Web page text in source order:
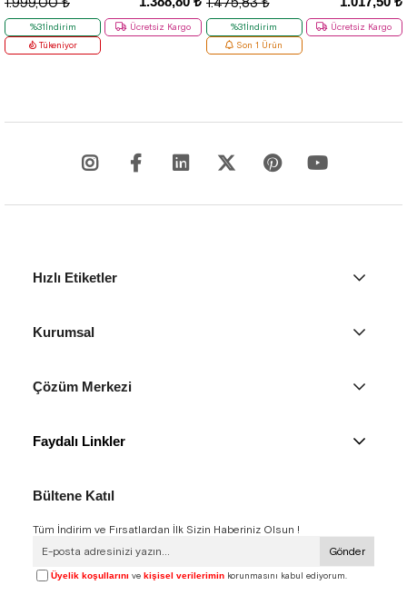
%31İndirim
Ücretsiz Kargo
Tükeniyor
%31İndirim
Ücretsiz Kargo
Son 1 Ürün
Hızlı Etiketler
Kurumsal
Çözüm Merkezi
Faydalı Linkler
Bültene Katıl
Tüm İndirim ve Fırsatlardan İlk Sizin Haberiniz Olsun !
Gönder
Üyelik koşullarını ve kişisel verileriminkorunmasını kabul ediyorum.